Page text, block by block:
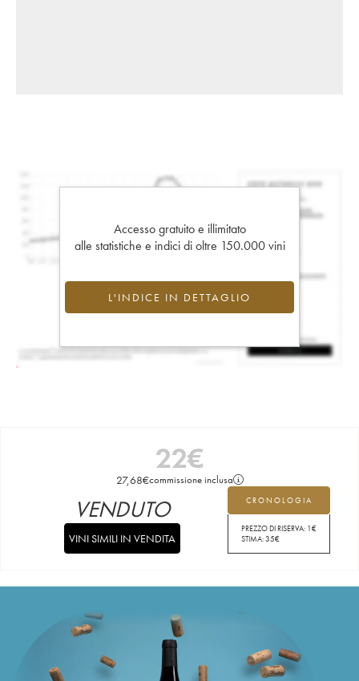
Accesso gratuito e illimitato
alle statistiche e indici di oltre 150.000 vini
L'INDICE IN DETTAGLIO
22€
27,68€commissione inclusa
CRONOLOGIA
PREZZO DI RISERVA: 1€
STIMA:35€
VENDUTO
VINI SIMILI IN VENDITA